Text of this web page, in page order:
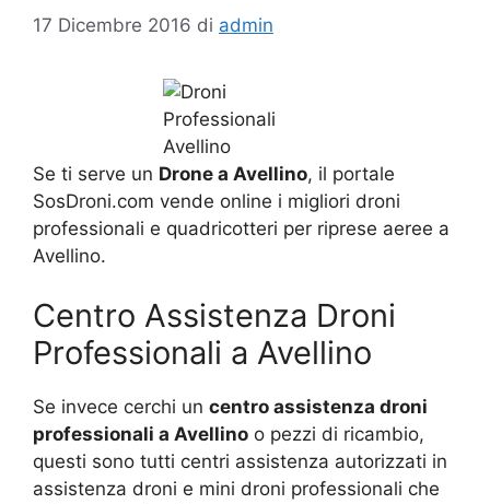
17 Dicembre 2016 di admin
Se ti serve un Drone a Avellino, il portale
SosDroni.com vende online i migliori droni
professionali e quadricotteri per riprese aeree a
Avellino.
Centro Assistenza Droni
Professionali a Avellino
Se invece cerchi un centro assistenza droni
professionali a Avellino o pezzi di ricambio,
questi sono tutti centri assistenza autorizzati in
assistenza droni e mini droni professionali che